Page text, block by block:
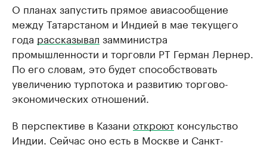
О планах запустить прямое авиасообщение
между Татарстаном и Индией в мае текущего
года рассказывал замминистра
промышленности и торговли РТ Герман Лернер.
По его словам, это будет способствовать
увеличению турпотока и развитию торгово-
экономических отношений.
В перспективе в Казани откроют консульство
Индии. Сейчас оно есть в Москве и Санкт-